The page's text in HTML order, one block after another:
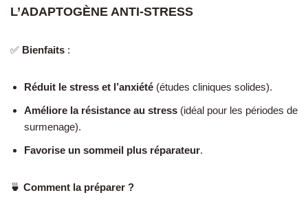
L’ADAPTOGÈNE ANTI-STRESS
✅ Bienfaits :
Réduit le stress et l’anxiété (études cliniques solides).
Améliore la résistance au stress (idéal pour les périodes de
surmenage).
Favorise un sommeil plus réparateur.
🍵 Comment la préparer ?